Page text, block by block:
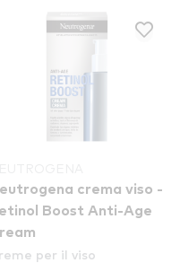
crema viso -
Boost Anti-Age
per il viso